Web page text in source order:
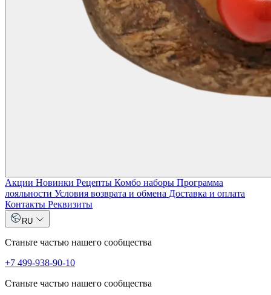
Акции Новинки Рецепты Комбо наборы Программа
лояльности Условия возврата и обмена Доставка и оплата
Контакты Реквизиты
RU
Станьте частью нашего сообщества
+7 499-938-90-10
Станьте частью нашего сообщества